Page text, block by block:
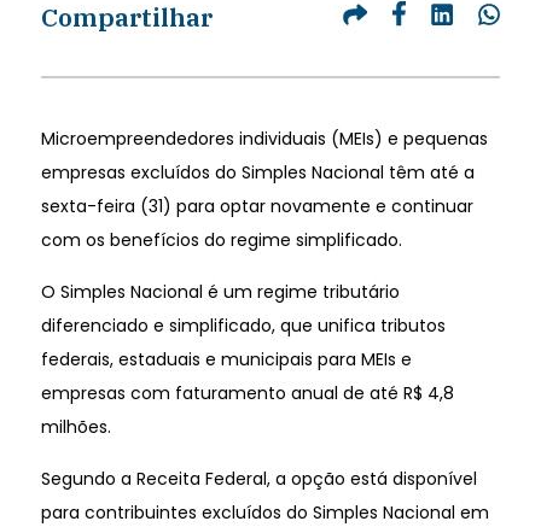
Compartilhar
Microempreendedores individuais (MEIs) e pequenas
empresas excluídos do Simples Nacional têm até a
sexta-feira (31) para optar novamente e continuar
com os benefícios do regime simplificado.
O Simples Nacional é um regime tributário
diferenciado e simplificado, que unifica tributos
federais, estaduais e municipais para MEIs e
empresas com faturamento anual de até R$ 4,8
milhões.
Segundo a Receita Federal, a opção está disponível
para contribuintes excluídos do Simples Nacional em